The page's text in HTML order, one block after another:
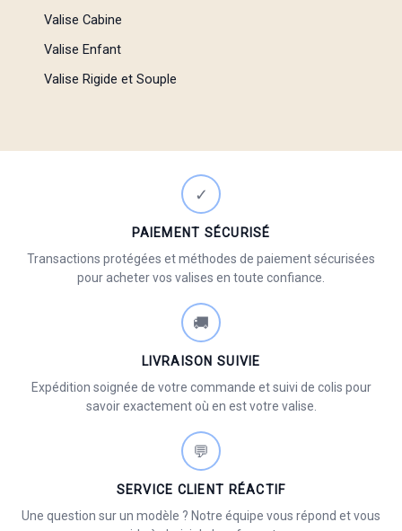
Valise Cabine
Valise Enfant
Valise Rigide et Souple
✓
PAIEMENT SÉCURISÉ
Transactions protégées et méthodes de paiement sécurisées
pour acheter vos valises en toute confiance.
🚚
LIVRAISON SUIVIE
Expédition soignée de votre commande et suivi de colis pour
savoir exactement où en est votre valise.
💬
SERVICE CLIENT RÉACTIF
Une question sur un modèle ? Notre équipe vous répond et vous